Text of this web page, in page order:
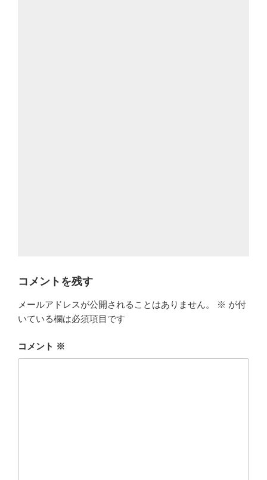
コメントを残す
メールアドレスが公開されることはありません。 ※ が付
いている欄は必須項目です
コメント ※